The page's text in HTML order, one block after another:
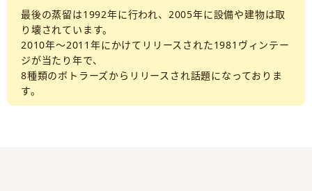
最後の蒸留は1992年に行われ、2005年に設備や建物は取
り壊されています。
2010年～2011年にかけてリリースされた1981ヴィンテー
ジが当たり年で、
8種類のボトラーズからリリースされ話題になっておりま
す。